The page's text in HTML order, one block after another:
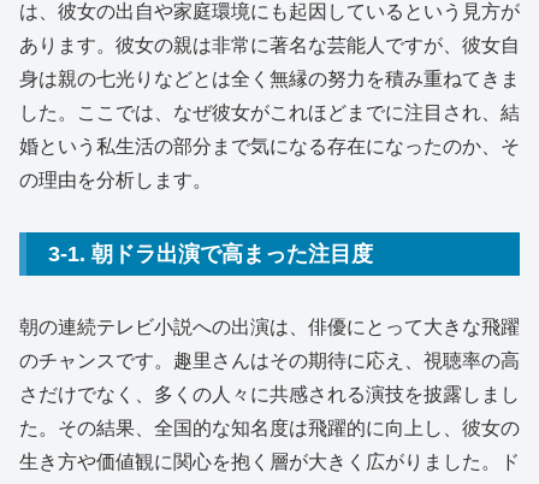
は、彼女の出自や家庭環境にも起因しているという見方が
あります。彼女の親は非常に著名な芸能人ですが、彼女自
身は親の七光りなどとは全く無縁の努力を積み重ねてきま
した。ここでは、なぜ彼女がこれほどまでに注目され、結
婚という私生活の部分まで気になる存在になったのか、そ
の理由を分析します。
3-1. 朝ドラ出演で高まった注目度
朝の連続テレビ小説への出演は、俳優にとって大きな飛躍
のチャンスです。趣里さんはその期待に応え、視聴率の高
さだけでなく、多くの人々に共感される演技を披露しまし
た。その結果、全国的な知名度は飛躍的に向上し、彼女の
生き方や価値観に関心を抱く層が大きく広がりました。ド